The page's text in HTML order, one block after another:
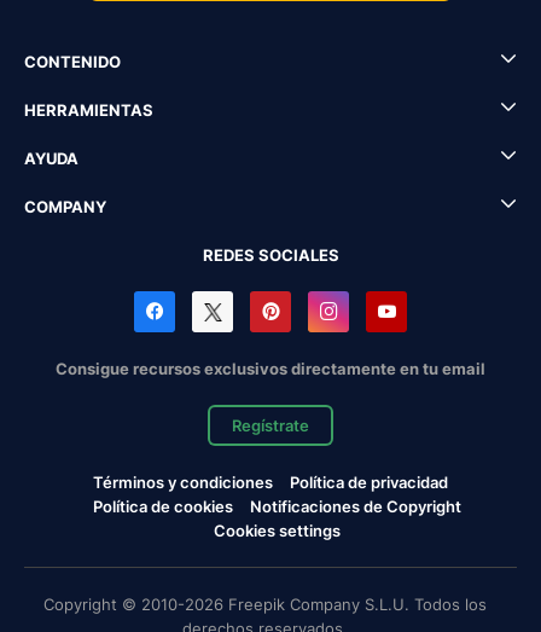
CONTENIDO
HERRAMIENTAS
AYUDA
COMPANY
REDES SOCIALES
Consigue recursos exclusivos directamente en tu email
Regístrate
Términos y condiciones
Política de privacidad
Política de cookies
Notificaciones de Copyright
Cookies settings
Copyright © 2010-2026 Freepik Company S.L.U. Todos los